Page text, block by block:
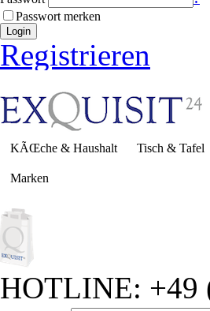
Passwort merken
Login
Registrieren
KÃŒche & Haushalt Tisch & Tafel
Marken
HOTLINE: +49